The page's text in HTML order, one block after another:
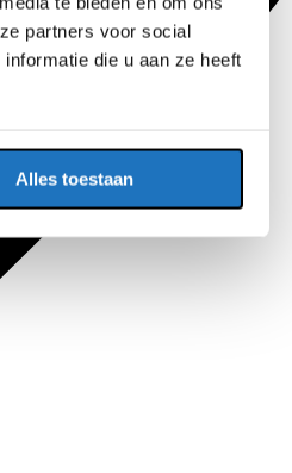
partners voor social
die u aan ze heeft
Alles toestaan